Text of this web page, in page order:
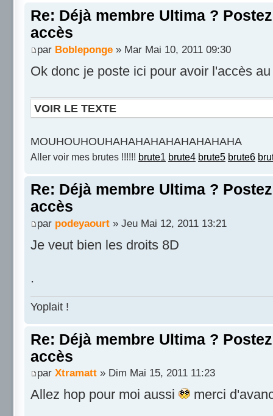
Re: Déjà membre Ultima ?
accès
par Bobleponge » Mar Mai 10, 2011 09:30
Ok donc je poste ici pour avoir l'accès
VOIR LE TEXTE
MOUHOUHOUHAHAHAHAHAHAHAHAHA
Aller voir mes brutes !!!!!! brute1 brute4 brute5 brute6
Re: Déjà membre Ultima ?
accès
par podeyaourt » Jeu Mai 12, 2011 13:21
Je veut bien les droits 8D
.
Yoplait !
Re: Déjà membre Ultima ?
accès
par Xtramatt » Dim Mai 15, 2011 11:23
Allez hop pour moi aussi merci